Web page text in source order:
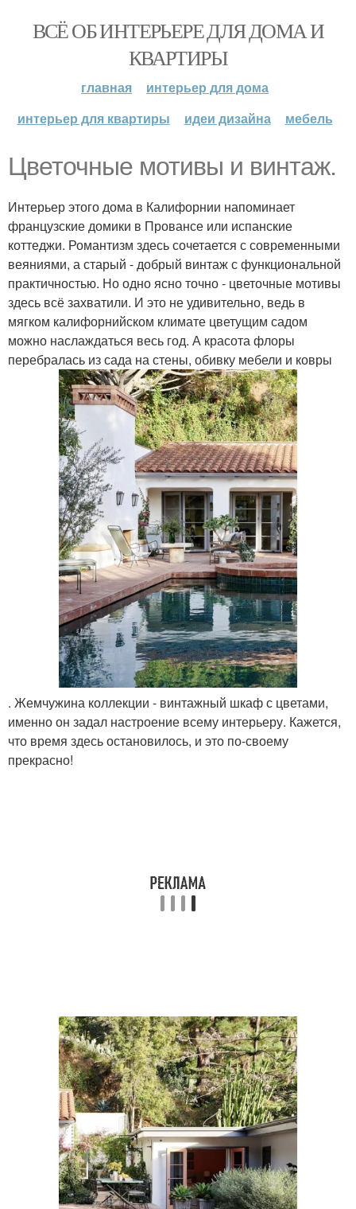
ВСЁ ОБ ИНТЕРЬЕРЕ ДЛЯ ДОМА И
КВАРТИРЫ
главная
интерьер для дома
интерьер для квартиры
идеи дизайна мебель
Цветочные мотивы и винтаж.
Интерьер этого дома в Калифорнии напоминает
французские домики в Провансе или испанские
коттеджи. Романтизм здесь сочетается с современными
веяниями, а старый - добрый винтаж с функциональной
практичностью. Но одно ясно точно - цветочные мотивы
здесь всё захватили. И это не удивительно, ведь в
мягком калифорнийском климате цветущим садом
можно наслаждаться весь год. А красота флоры
перебралась из сада на стены, обивку мебели и ковры
. Жемчужина коллекции - винтажный шкаф с цветами,
именно он задал настроение всему интерьеру. Кажется,
что время здесь остановилось, и это по-своему
прекрасно!